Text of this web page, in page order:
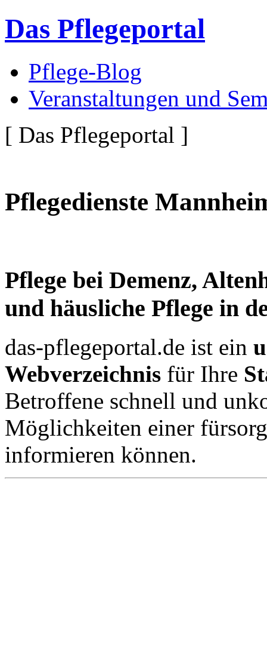
Das Pflegeportal
Pflege-Blog
Veranstaltungen und
[ Das Pflegeportal ]
Pflegedienste
Pflege bei Demenz,
und häusliche Pflege in
das-pflegeportal.de ist ein
Webverzeichnis für Ihre
Betroffene schnell und
Möglichkeiten einer
informieren können.